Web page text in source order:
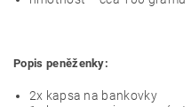
Popis peněženky:
2x kapsa na bankovky